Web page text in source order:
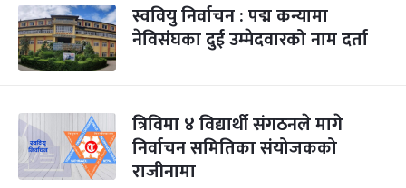
स्ववियु निर्वाचन : पद्म कन्यामा
नेविसंघका दुई उम्मेदवारको नाम दर्ता
त्रिविमा ४ विद्यार्थी संगठनले मागे
निर्वाचन समितिका संयोजकको
राजीनामा